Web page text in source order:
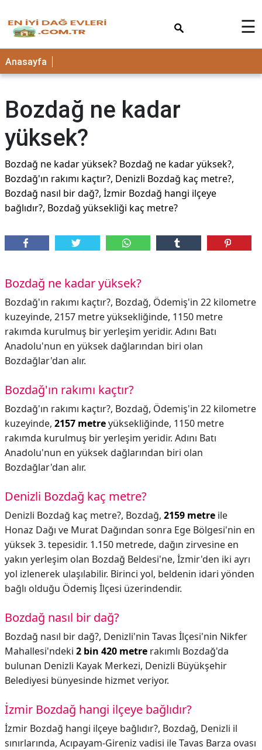
☰
Anasayfa
Bozdağ ne kadar
yüksek?
Bozdağ ne kadar yüksek? Bozdağ ne kadar yüksek?,
Bozdağ'ın rakımı kaçtır?, Denizli Bozdağ kaç metre?,
Bozdağ nasıl bir dağ?, İzmir Bozdağ hangi ilçeye
bağlıdır?, Bozdağ yüksekliği kaç metre?
Bozdağ ne kadar yüksek?
Bozdağ'ın rakımı kaçtır?, Bozdağ, Ödemiş'in 22 kilometre
kuzeyinde, 2157 metre yüksekliğinde, 1150 metre
rakımda kurulmuş bir yerleşim yeridir. Adını Batı
Anadolu'nun en yüksek dağlarından biri olan
Bozdağlar'dan alır.
Bozdağ'ın rakımı kaçtır?
Bozdağ'ın rakımı kaçtır?, Bozdağ, Ödemiş'in 22 kilometre
kuzeyinde, 2157 metreyüksekliğinde, 1150 metre
rakımda kurulmuş bir yerleşim yeridir. Adını Batı
Anadolu'nun en yüksek dağlarından biri olan
Bozdağlar'dan alır.
Denizli Bozdağ kaç metre?
Denizli Bozdağ kaç metre?, Bozdağ, 2159 metre ile
Honaz Dağı ve Murat Dağından sonra Ege Bölgesi'nin en
yüksek 3. tepesidir. 1.150 metrede, dağın zirvesine en
yakın yerleşim olan Bozdağ Beldesi'ne, İzmir'den iki ayrı
yol izlenerek ulaşılabilir. Birinci yol, beldenin idari yönden
bağlı olduğu Ödemiş İlçesi üzerindendir.
Bozdağ nasıl bir dağ?
Bozdağ nasıl bir dağ?, Denizli'nin Tavas İlçesi'nin Nikfer
Mahallesi'ndeki 2 bin 420 metre rakımlı Bozdağ'da
bulunan Denizli Kayak Merkezi, Denizli Büyükşehir
Belediyesi bünyesinde hizmet veriyor.
İzmir Bozdağ hangi ilçeye bağlıdır?
İzmir Bozdağ hangi ilçeye bağlıdır?, Bozdağ, Denizli il
sınırlarında, Acıpayam-Gireniz vadisi ile Tavas Barza ovası